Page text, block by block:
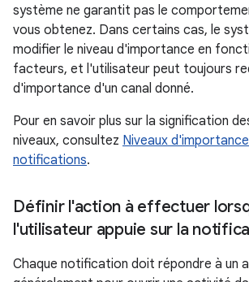
système ne garantit pas le
vous obtenez. Dans certains cas, le
modifier le niveau d'importance en
facteurs, et l'utilisateur peut toujours
d'importance d'un canal donné.
Pour en savoir plus sur la signification
niveaux, consultez Niveaux
notifications.
Définir l'action à effectuer
l'utilisateur appuie sur la
Chaque notification doit répondre à un